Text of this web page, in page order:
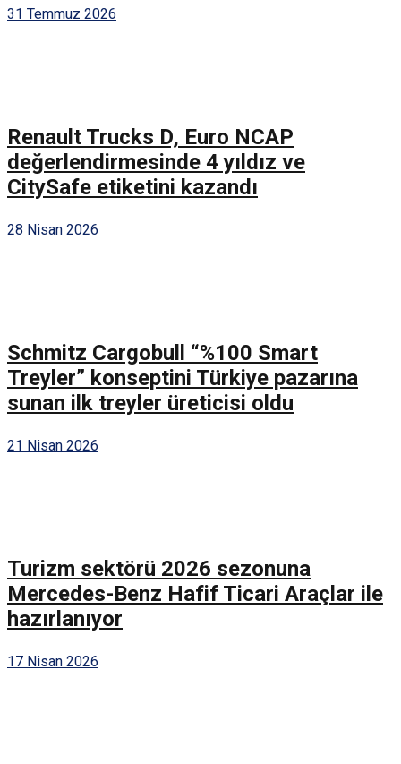
31 Temmuz 2026
Renault Trucks D, Euro NCAP
değerlendirmesinde 4 yıldız ve
CitySafe etiketini kazandı
28 Nisan 2026
Schmitz Cargobull “%100 Smart
Treyler” konseptini Türkiye pazarına
sunan ilk treyler üreticisi oldu
21 Nisan 2026
Turizm sektörü 2026 sezonuna
Mercedes-Benz Hafif Ticari Araçlar ile
hazırlanıyor
17 Nisan 2026